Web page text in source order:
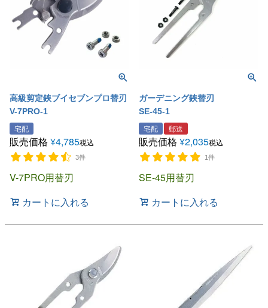
高級剪定鋏ブイセブンプロ替刃
V-7PRO-1
宅配
販売価格 ¥4,785税込
3件
V-7PRO用替刃
カートに入れる
ガーデニング鋏替刃
SE-45-1
宅配 郵送
販売価格 ¥2,035税込
1件
SE-45用替刃
カートに入れる